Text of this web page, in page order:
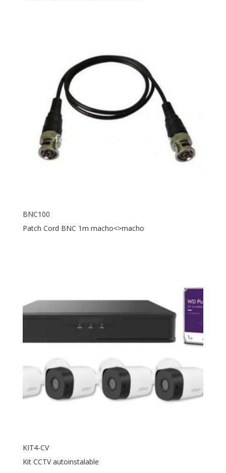
BNC100
Patch Cord BNC 1m macho<>macho
KIT4-CV
Kit CCTV autoinstalable